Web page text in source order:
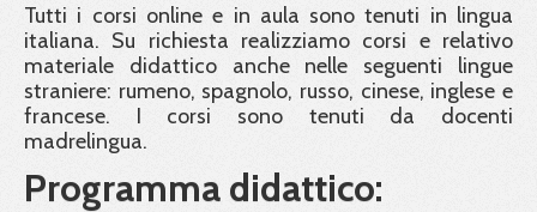
Tutti i corsi online e in aula sono tenuti in lingua
italiana. Su richiesta realizziamo corsi e relativo
materiale didattico anche nelle seguenti lingue
straniere: rumeno, spagnolo, russo, cinese, inglese e
francese. I corsi sono tenuti da docenti
madrelingua.
Programma didattico: